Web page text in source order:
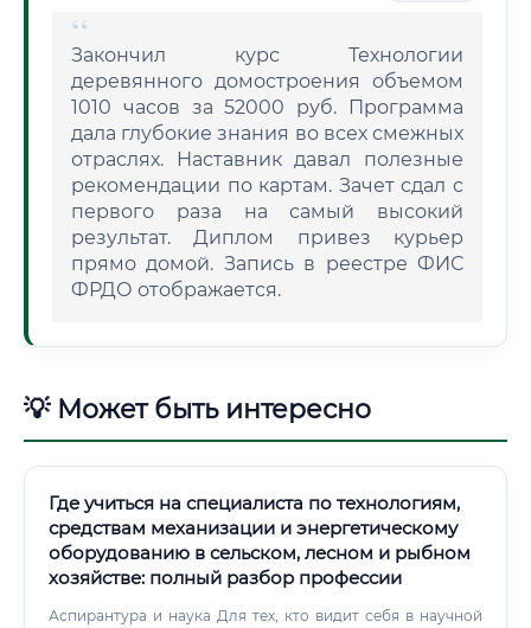
Закончил курс Технологии
деревянного домостроения объемом
1010 часов за 52000 руб. Программа
дала глубокие знания во всех смежных
отраслях. Наставник давал полезные
рекомендации по картам. Зачет сдал с
первого раза на самый высокий
результат. Диплом привез курьер
прямо домой. Запись в реестре ФИС
ФРДО отображается.
💡 Может быть интересно
Где учиться на специалиста по технологиям,
средствам механизации и энергетическому
оборудованию в сельском, лесном и рыбном
хозяйстве: полный разбор профессии
Аспирантура и наука Для тех, кто видит себя в научной